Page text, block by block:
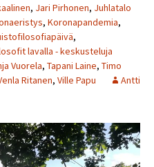
, Jari Pirhonen, Juhlatalo
, Koronapandemia,
,
lavalla - keskusteluja
Vuorela, Tapani Laine, Timo
Ritanen, Ville Papu
Antti